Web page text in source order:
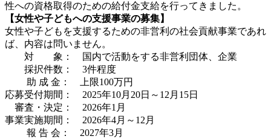
性への資格取得のための給付金支給を行ってきました。
【女性や子どもへの支援事業の募集】
女性や子どもを支援するための非営利の社会貢献事業であれ
ば、内容は問いません。
対 象：
国内で活動をする非営利団体、企業
採択件数： 3件程度
助 成 金：
上限100万円
応募受付期間： 2025年10月20日～12月15日
審査・決定： 2026年1月
事業実施期間： 2026年4月～12月
報 告 会： 2027年3月